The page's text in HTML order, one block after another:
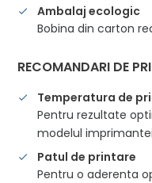
Ambalaj ecologic
Bobina din carton
RECOMANDARI DE
Temperatura de
Pentru rezultate
modelul
Patul de printare
Pentru o aderenta